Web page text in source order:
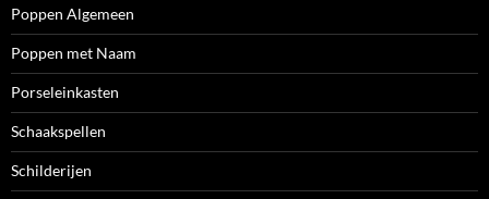
Poppen Algemeen
Poppen met Naam
Porseleinkasten
Schaakspellen
Schilderijen